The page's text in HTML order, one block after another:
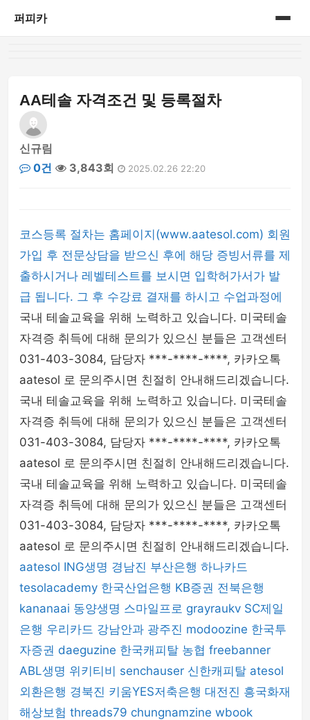
퍼피카
AA테솔 자격조건 및 등록절차
신규림
0건
3,843회 2025.02.26 22:20
코스등록 절차는 홈페이지(www.aatesol.com) 회원
가입 후 전문상담을 받으신 후에 해당 증빙서류를 제
출하시거나 레벨테스트를 보시면 입학허가서가 발
급 됩니다. 그 후 수강료 결재를 하시고 수업과정에
국내 테솔교육을 위해 노력하고 있습니다. 미국테솔
자격증 취득에 대해 문의가 있으신 분들은 고객센터
031-403-3084, 담당자 ***-****-****, 카카오톡
aatesol 로 문의주시면 친절히 안내해드리겠습니다.
국내 테솔교육을 위해 노력하고 있습니다. 미국테솔
자격증 취득에 대해 문의가 있으신 분들은 고객센터
031-403-3084, 담당자 ***-****-****, 카카오톡
aatesol 로 문의주시면 친절히 안내해드리겠습니다.
국내 테솔교육을 위해 노력하고 있습니다. 미국테솔
자격증 취득에 대해 문의가 있으신 분들은 고객센터
031-403-3084, 담당자 ***-****-****, 카카오톡
aatesol 로 문의주시면 친절히 안내해드리겠습니다.
aatesol ING생명 경남진 부산은행 하나카드
tesolacademy 한국산업은행 KB증권 전북은행
kananaai 동양생명 스마일프로 grayraukv SC제일
은행 우리카드 강남안과 광주진 modoozine 한국투
자증권 daeguzine 한국캐피탈 농협 freebanner
ABL생명 위키티비 senchauser 신한캐피탈 atesol
외환은행 경북진 키움YES저축은행 대전진 흥국화재
해상보험 threads79 chungnamzine wbook